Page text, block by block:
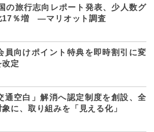
の旅行志向レポート発表、少人数グ
17％増 ―マリオット調査
員向けポイント特典を即時割引に変
定
通空白」解消へ認定制度を創設、全
に、取り組みを「見える化」